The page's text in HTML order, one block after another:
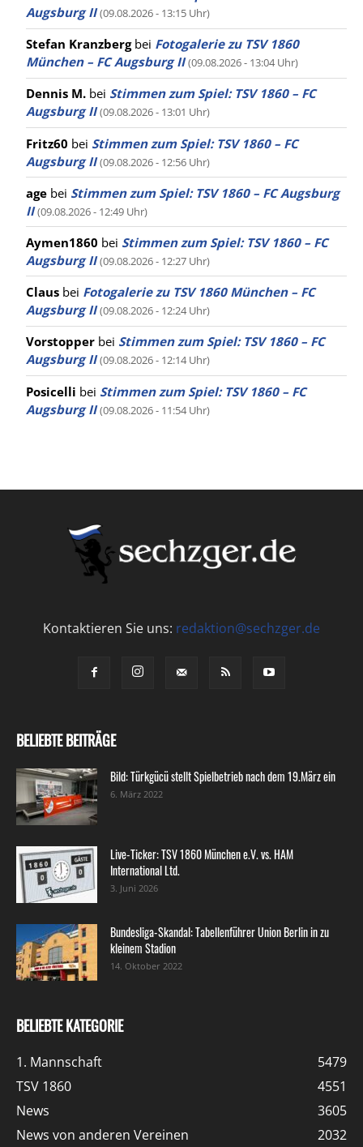
Augsburg II (09.08.2026 - 13:15 Uhr)
Stefan Kranzbergbei Fotogalerie zu TSV 1860
München – FC Augsburg II (09.08.2026 - 13:04 Uhr)
Dennis M. bei Stimmen zum Spiel: TSV 1860 – FC
Augsburg II (09.08.2026 - 13:01 Uhr)
Fritz60 bei Stimmen zum Spiel: TSV 1860 – FC
Augsburg II (09.08.2026 - 12:56 Uhr)
age bei Stimmen zum Spiel: TSV 1860 – FC Augsburg
II (09.08.2026 - 12:49 Uhr)
Aymen1860 bei Stimmen zum Spiel: TSV 1860 – FC
Augsburg II (09.08.2026 - 12:27 Uhr)
Claus bei Fotogalerie zu TSV 1860 München – FC
Augsburg II (09.08.2026 - 12:24 Uhr)
Vorstopper bei Stimmen zum Spiel: TSV 1860 – FC
Augsburg II (09.08.2026 - 12:14 Uhr)
Posicelli bei Stimmen zum Spiel: TSV 1860 – FC
Augsburg II (09.08.2026 - 11:54 Uhr)
Kontaktieren Sie uns: redaktion@sechzger.de
BELIEBTE BEITRÄGE
Bild: Türkgücü stellt Spielbetrieb nach dem 19.März ein
6. März 2022
Live-Ticker: TSV 1860 München e.V. vs. HAM
International Ltd.
3. Juni 2026
Bundesliga-Skandal: Tabellenführer Union Berlin in zu
kleinem Stadion
14. Oktober 2022
BELIEBTE KATEGORIE
1. Mannschaft
5479
TSV 1860
4551
News
3605
News von anderen Vereinen
2032